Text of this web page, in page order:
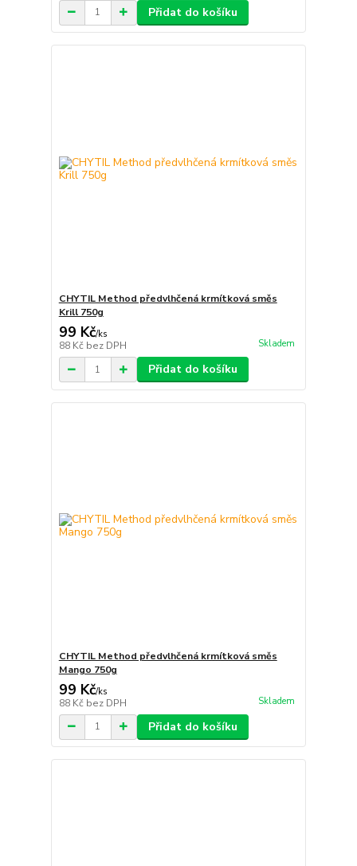
Přidat do košíku
CHYTIL Method předvlhčená krmítková směs
Krill 750g
99 Kč/ks
88 Kč bez DPH Skladem
Přidat do košíku
CHYTIL Method předvlhčená krmítková směs
Mango 750g
99 Kč/ks
88 Kč bez DPH Skladem
Přidat do košíku